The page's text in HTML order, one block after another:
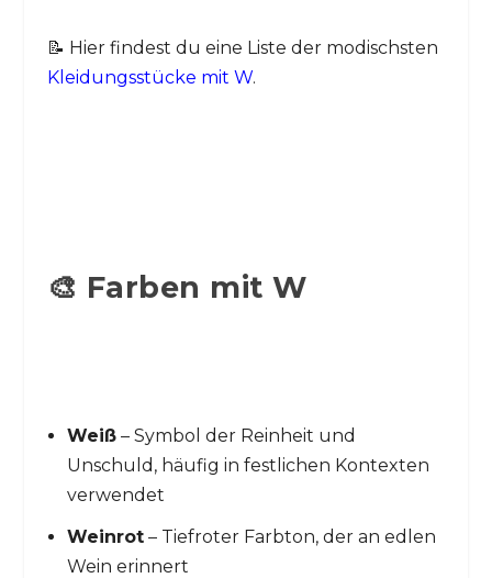
📝 Hier findest du eine Liste der modischsten
Kleidungsstücke mit W.
🎨 Farben mit W
Weiß– Symbol der Reinheit und
Unschuld, häufig in festlichen Kontexten
verwendet
Weinrot– Tiefroter Farbton, der an edlen
Wein erinnert